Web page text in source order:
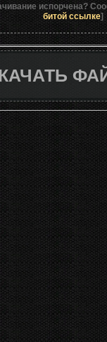
испорчена?
битой ссылке]